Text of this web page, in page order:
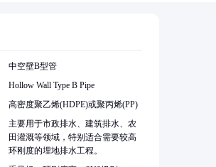
中空壁B型管
Hollow Wall Type B Pipe
高密度聚乙烯(HDPE)或聚丙烯(PP)
主要用于市政排水、建筑排水、农
田灌溉等领域，特别适合需要较高
环刚度的埋地排水工程。